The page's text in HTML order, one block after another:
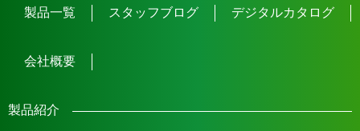
製品一覧 スタッフブログ デジタルカタログ
会社概要
製品紹介